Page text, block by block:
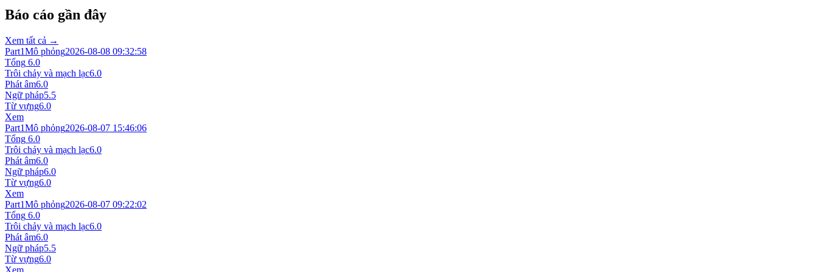
Báo cáo gần đây
Xem tất cả →
Part1Mô phỏng2026-08-08 09:32:58
Tổng 6.0
Trôi chảy và mạch lạc6.0
Phát âm6.0
Ngữ pháp5.5
Từ vựng6.0
Xem
Part1Mô phỏng2026-08-07 15:46:06
Tổng 6.0
Trôi chảy và mạch lạc6.0
Phát âm6.0
Ngữ pháp6.0
Từ vựng6.0
Xem
Part1Mô phỏng2026-08-07 09:22:02
Tổng 6.0
Trôi chảy và mạch lạc6.0
Phát âm6.0
Ngữ pháp5.5
Từ vựng6.0
Xem